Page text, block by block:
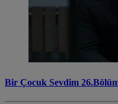
Bir Çocuk Sevdim